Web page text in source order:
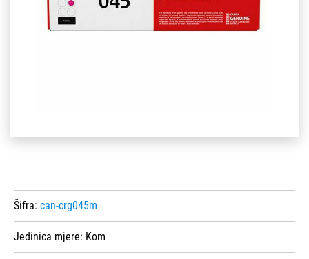
Šifra: can-crg045m
Jedinica mjere: Kom